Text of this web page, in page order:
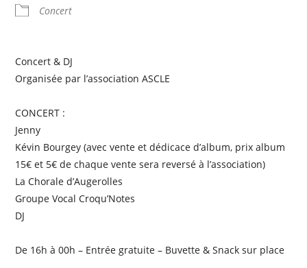
Concert
Concert & DJ
Organisée par l’association ASCLE
CONCERT :
Jenny
Kévin Bourgey (avec vente et dédicace d’album, prix album
15€ et 5€ de chaque vente sera reversé à l’association)
La Chorale d’Augerolles
Groupe Vocal Croqu’Notes
DJ
De 16h à 00h – Entrée gratuite – Buvette & Snack sur place